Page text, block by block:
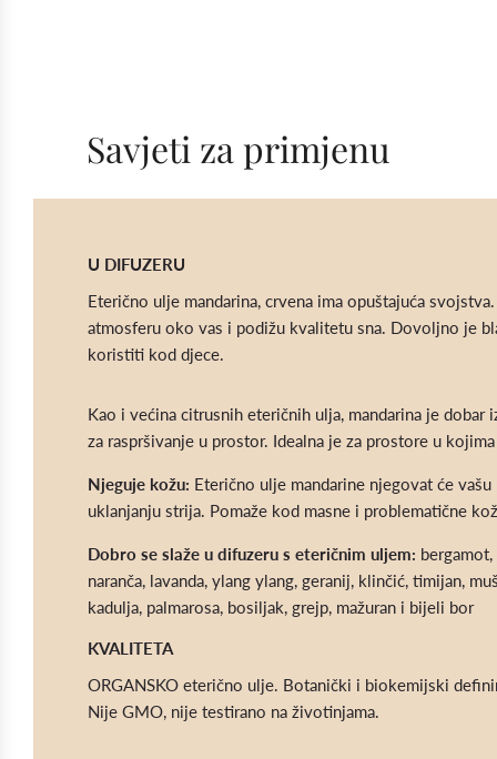
Savjeti za primjenu
U DIFUZERU
Eterično ulje mandarina, crvena ima opuštajuća
atmosferu oko vas i podižu kvalitetu sna. Dovoljno je
koristiti kod djece.
Kao i većina citrusnih eteričnih ulja, mandarina je dobar
za raspršivanje u prostor. Idealna je za prostore u
Njeguje kožu: Eterično ulje mandarine njegovat će
uklanjanju strija. Pomaže kod masne i problematične
Dobro se slaže u difuzeru s eteričnim uljem:
naranča, lavanda, ylang ylang, geranij, klinčić, timijan,
kadulja, palmarosa, bosiljak, grejp, mažuran i bijeli bor
KVALITETA
ORGANSKO eterično ulje. Botanički i biokemijski
Nije GMO, nije testirano na životinjama.